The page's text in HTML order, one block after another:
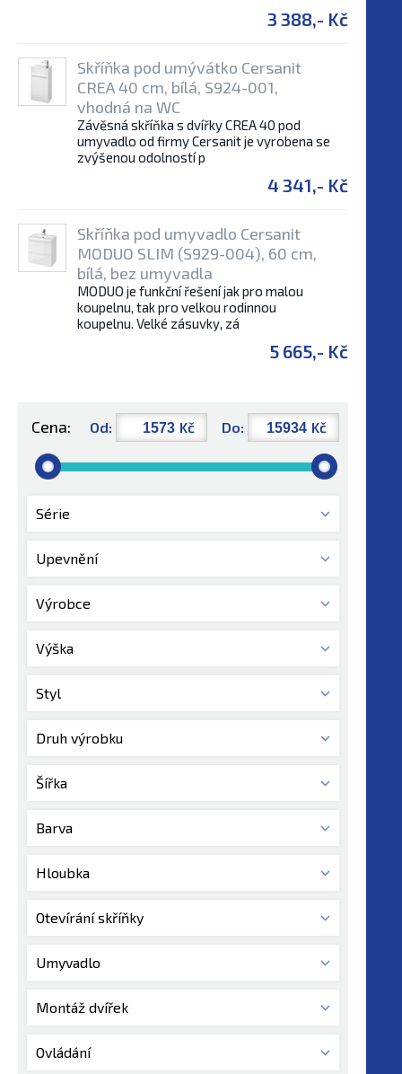
3 388,- Kč
Skříňka pod umývátko Cersanit
CREA 40 cm, bílá, S924-001,
vhodná na WC
Závěsná skříňka s dvířky CREA 40 pod
umyvadlo od firmy Cersanit je vyrobena se
zvýšenou odolností p
4 341,- Kč
Skříňka pod umyvadlo Cersanit
MODUO SLIM (S929-004), 60 cm,
bílá, bez umyvadla
MODUO je funkční řešení jak pro malou
koupelnu, tak pro velkou rodinnou
koupelnu. Velké zásuvky, zá
5 665,- Kč
Cena: Od: Kč Do: Kč
Série
Upevnění
Výrobce
Výška
Styl
Druh výrobku
Šířka
Barva
Hloubka
Otevírání skříňky
Umyvadlo
Montáž dvířek
Ovládání